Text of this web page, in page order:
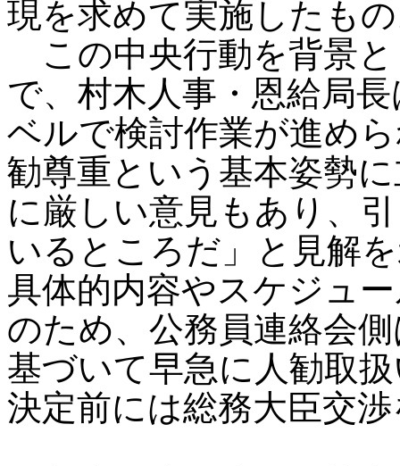
現を求めて実施したも
この中央行動を背景
で、村木人事・恩給局
ベルで検討作業が進め
勧尊重という基本姿勢
に厳しい意見もあり、
いるところだ」と見解
具体的内容やスケジュ
のため、公務員連絡会
基づいて早急に人勧取
決定前には総務大臣交